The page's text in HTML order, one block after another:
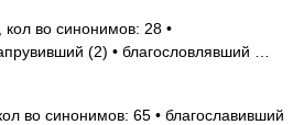
во синонимов: 28 •
(2) • благословлявший …
во синонимов: 65 • благославивший